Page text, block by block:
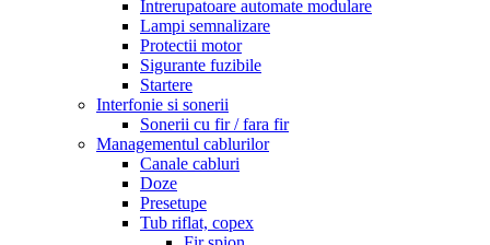
Intrerupatoare automate modulare
Lampi semnalizare
Protectii motor
Sigurante fuzibile
Startere
Interfonie si sonerii
Sonerii cu fir / fara fir
Managementul cablurilor
Canale cabluri
Doze
Presetupe
Tub riflat, copex